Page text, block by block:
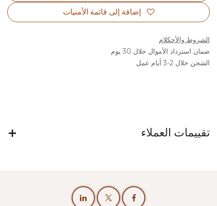
إضافة إلى قائمة الأمنيات
الشروط والأحكلام
ضمان استرداد الأموال خلال 30 يوم
الشحن خلال 2-3 أيام عمل
تقييمات العملاء